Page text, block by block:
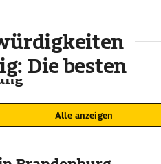
Alle anzeigen
Die besten